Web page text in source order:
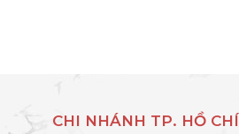
CHI NHÁNH TP. HỒ CHÍ